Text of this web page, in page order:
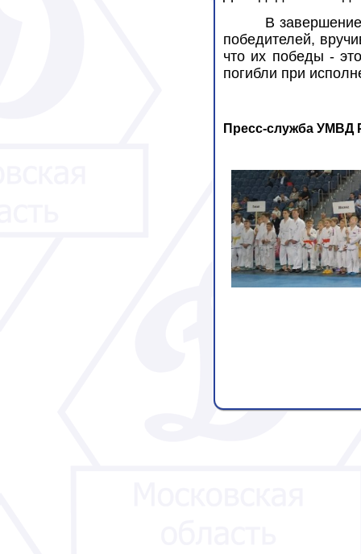
В
победителей,
что их победы -
погибли при
Пресс-служба УМВД